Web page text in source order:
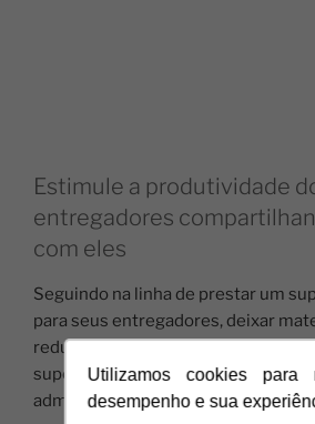
Utilizamos cookies para
desempenho e sua
Estimule a produtividade
entregadores
com eles
Seguindo na linha de prestar um
para seus entregadores, deixar
reduzir consideravelmente a busca
suporte, liberando mais tempo para
administrativa.